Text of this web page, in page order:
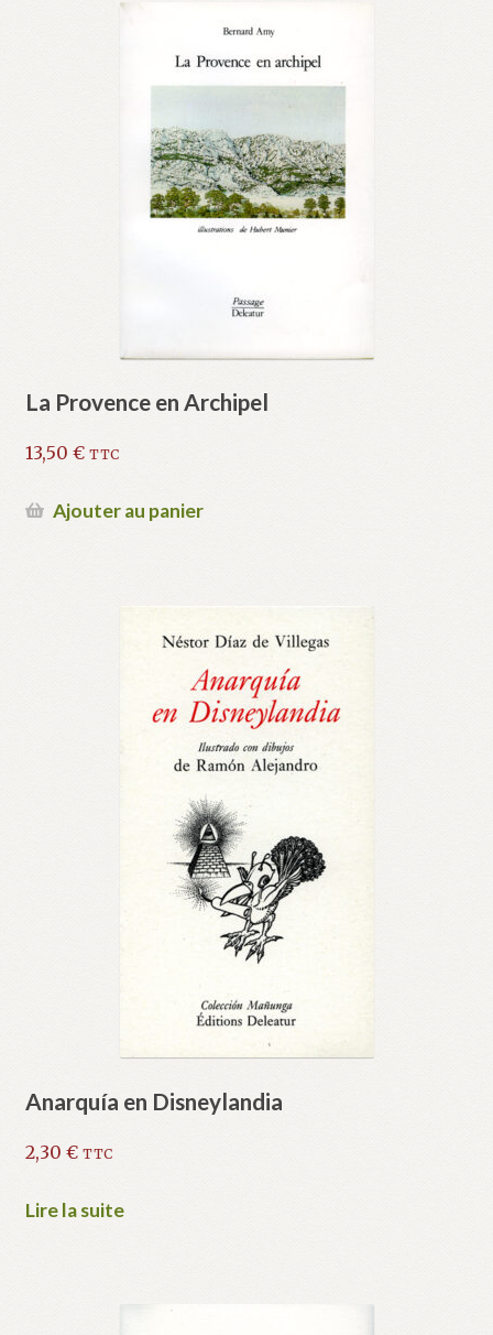
La Provence en Archipel
13,50 € TTC
Ajouter au panier
Anarquía en Disneylandia
2,30 € TTC
Lire la suite